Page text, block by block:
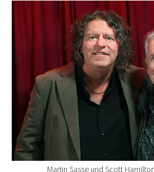
Show larger version for:
Martin Sasse und Scott